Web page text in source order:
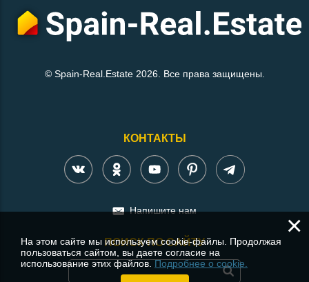
© Spain-Real.Estate 2026. Все права защищены.
КОНТАКТЫ
Напишите нам
ПОИСК ПО САЙТУ
×
На этом сайте мы используем cookie-файлы. Продолжая
пользоваться сайтом, вы даете согласие на
использование этих файлов.Подробнее о cookie.